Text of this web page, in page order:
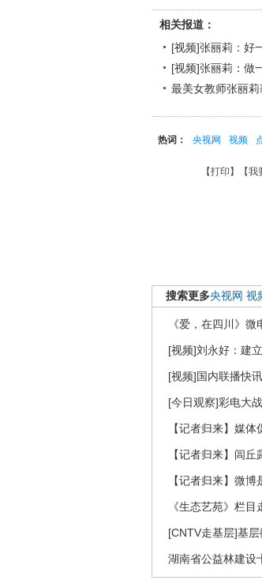
相关报道：
[视频]张丽莉：好
[视频]张丽莉：做
最美女教师张丽莉
热词： 央视网 视频
【打印 】【我
搜索更多央视网 视
《爱，在四川》微
[视频]刘永好：建
[视频]国内联播快讯
[今日观察]彩电大
【记者归来】媒
【记者归来】闾
【记者归来】微
《生态艺苑》栏
[CNTV走基层]基
湖南省公益林建设